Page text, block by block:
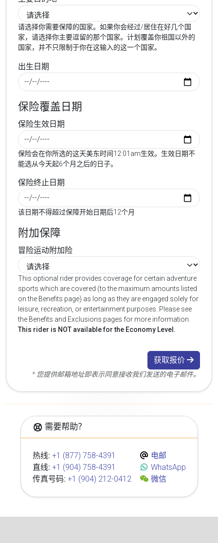
请选择你需要保障的国家。如果你会经过/居住在好几个国
家，请选择你主要逗留的那个国家。计划覆盖你祖国以外的
国家，并不只限制于你在这输入的这一个国家。
出生日期
保险覆盖日期
保险生效日期
保险会在你所选的这天美东时间12:01am生效。生效日期不
能选从今天起6个月之后的日子。
保险终止日期
该日期不得超过保障开始日期后12个月
附加保障
冒险运动附加险
This optional rider provides coverage for certain adventure
sports which are covered (to the maximum amounts listed
on the Benefits page) as long as they are engaged solely for
leisure, recreation, or entertainment purposes. Please see
the Benefits and Exclusions pages for more information.
This rider is NOT available for the Economy Level.
获取报价
* 您提供邮箱地址即表示同意接收我们发送的电子邮件。
需要帮助？
热线: +1 (877) 758-4391
直线: +1 (904) 758-4391
传真号码: +1 (904) 212-0412
电邮
WhatsApp
微信